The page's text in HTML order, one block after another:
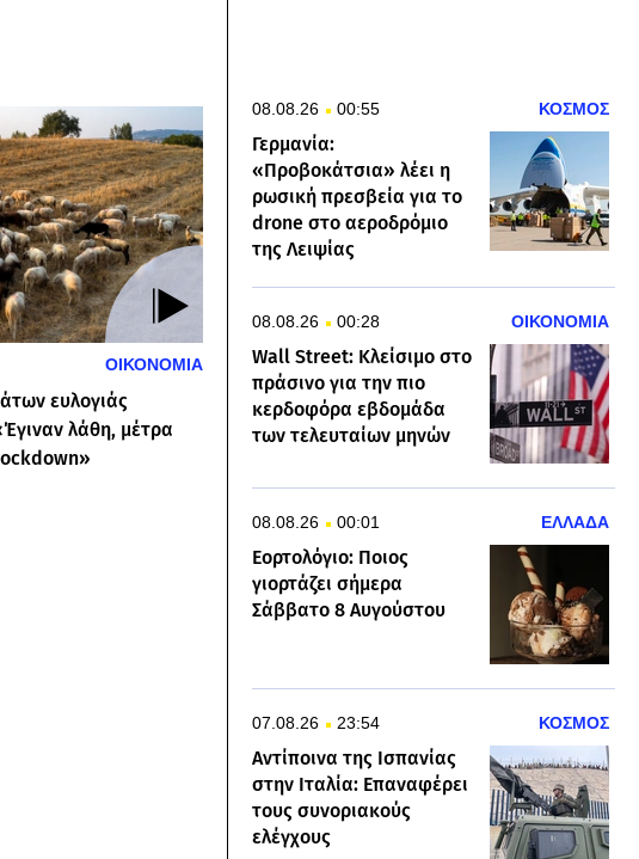
ΟΙΚΟΝΟΜΙΑ
ευλογιάς
λάθη, μέτρα
08.08.26 00:55 ΚΟΣΜΟΣ
Γερμανία:
«Προβοκάτσια» λέει η
ρωσική πρεσβεία για το
drone στο αεροδρόμιο
της Λειψίας
08.08.26 00:28 ΟΙΚΟΝΟΜΙΑ
Wall Street: Κλείσιμο στο
πράσινο για την πιο
κερδοφόρα εβδομάδα
των τελευταίων μηνών
08.08.26 00:01 ΕΛΛΑΔΑ
Εορτολόγιο: Ποιος
γιορτάζει σήμερα
Σάββατο 8 Αυγούστου
07.08.26 23:54 ΚΟΣΜΟΣ
Αντίποινα της Ισπανίας
στην Ιταλία: Επαναφέρει
τους συνοριακούς
ελέγχους